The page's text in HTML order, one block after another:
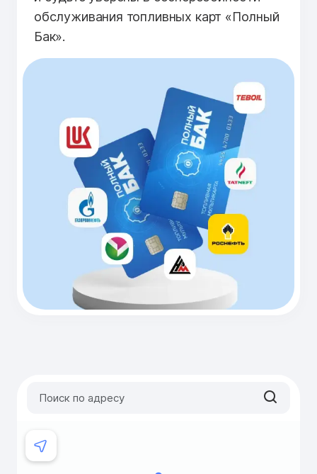
обслуживания топливных карт «Полный
Бак».